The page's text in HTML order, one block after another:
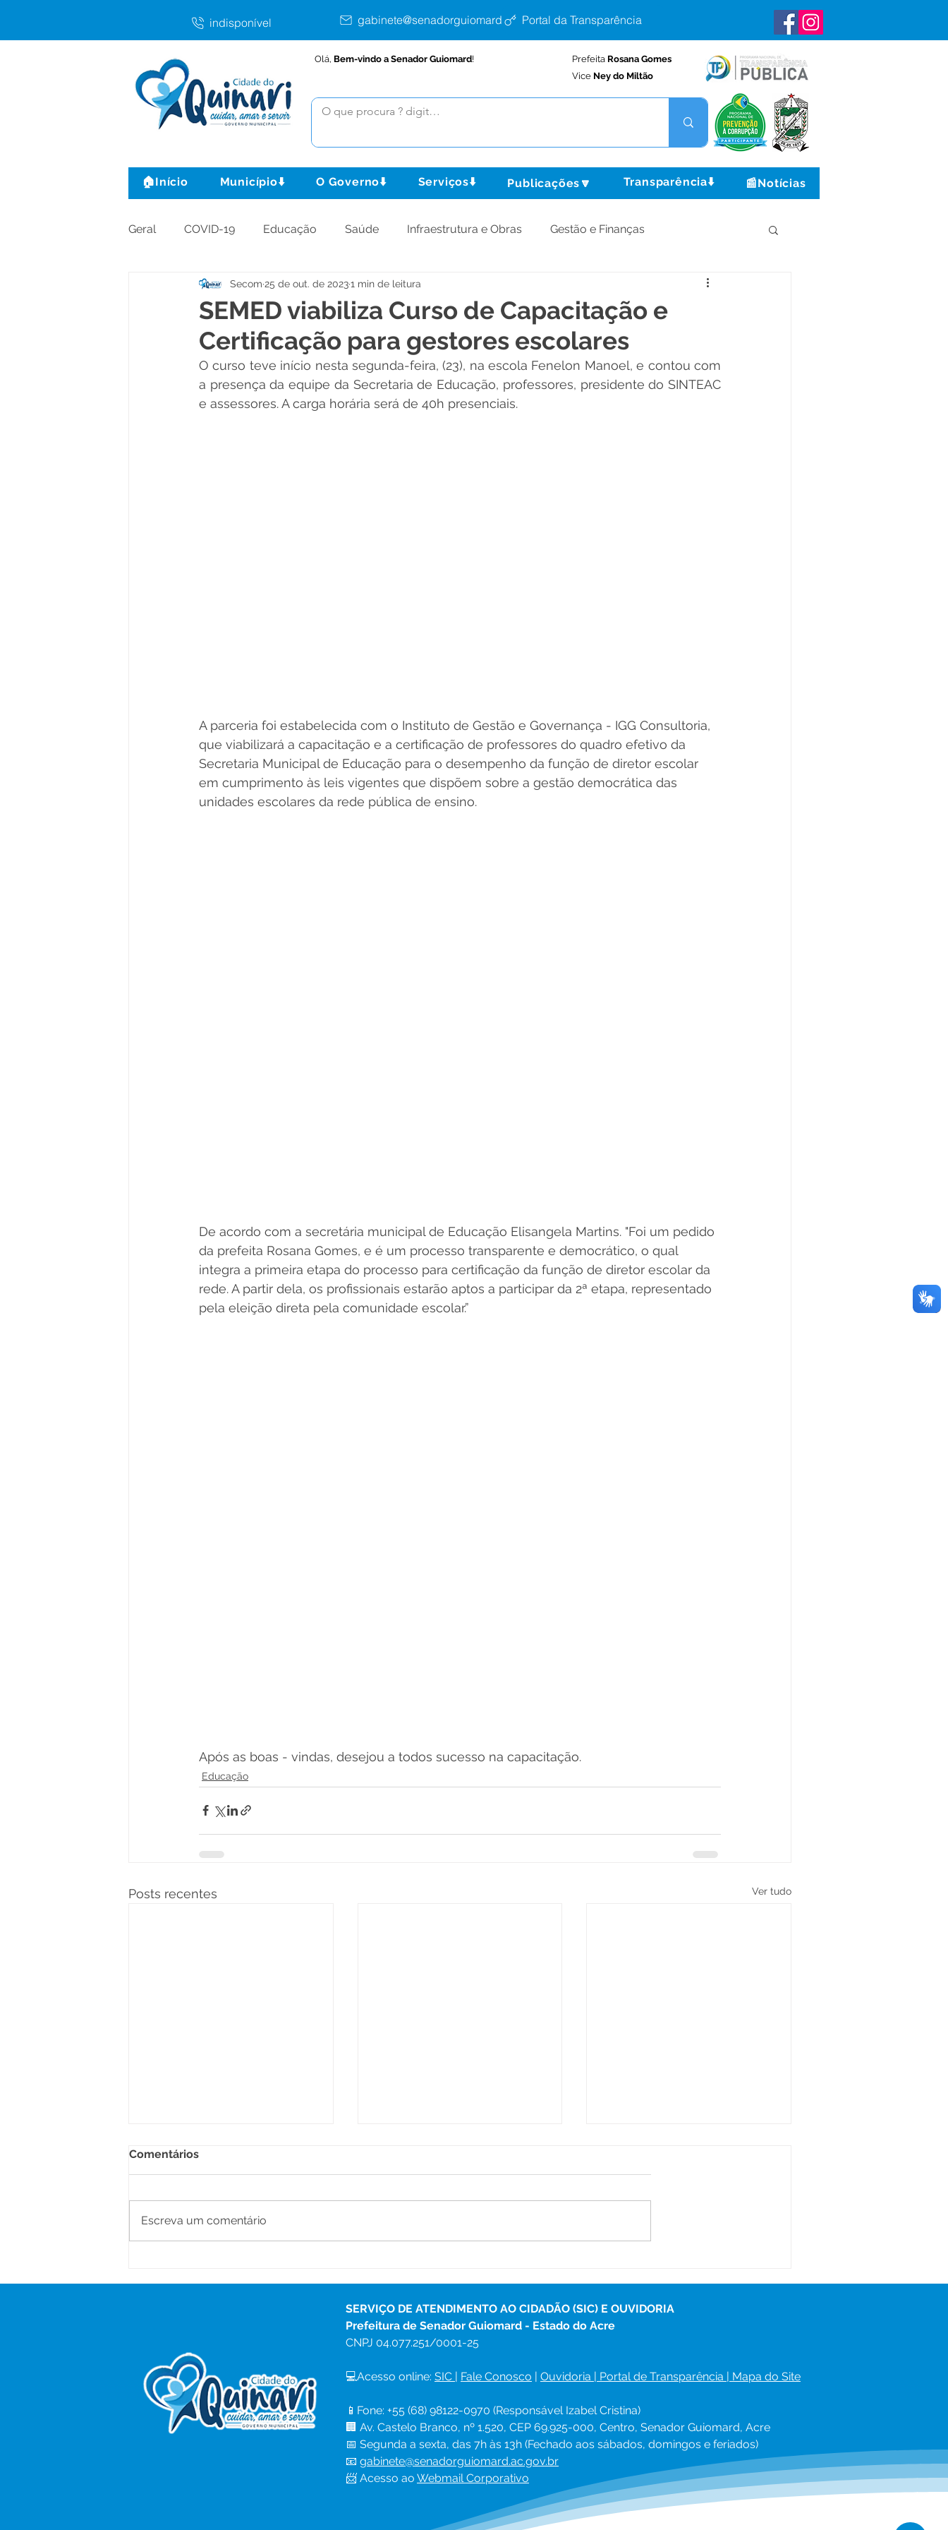
indisponível gabinete@senadorguiomard.ac.gov.brPortal da Transparência
Olá, Bem-vindo a Senador Guiomard! Prefeita Rosana Gomes
Vice Ney do Miltão
🏠Início Município⬇️ O Governo⬇️ Serviços⬇️ Publicações🔽 Transparência⬇️ 📰Notícias
Geral COVID-19 Educação Saúde Infraestrutura e Obras Gestão e Finanças
Agricultura e Produção Comunidade Assistência Social Institucional e Governo
Políticas Públicas Cultura Desporto e Lazer Nota de Pesar Campanhas Datas Comemorativas
Vacinômetro Dengue Convênios e Parcerias
SEMED viabiliza Curso de Capacitação e
Certificação para gestores escolares
Secom 25 de out. de 20231 min de leitura
O curso teve início nesta segunda-feira, (23), na escola Fenelon Manoel, e contou com
a presença da equipe da Secretaria de Educação, professores, presidente do SINTEAC
e assessores. A carga horária será de 40h presenciais.
A parceria foi estabelecida com o Instituto de Gestão e Governança - IGG Consultoria,
que viabilizará a capacitação e a certificação de professores do quadro efetivo da
Secretaria Municipal de Educação para o desempenho da função de diretor escolar
em cumprimento às leis vigentes que dispõem sobre a gestão democrática das
unidades escolares da rede pública de ensino.
De acordo com a secretária municipal de Educação Elisangela Martins. "Foi um pedido
da prefeita Rosana Gomes, e é um processo transparente e democrático, o qual
integra a primeira etapa do processo para certificação da função de diretor escolar da
rede. A partir dela, os profissionais estarão aptos a participar da 2ª etapa, representado
pela eleição direta pela comunidade escolar.”
Após as boas - vindas, desejou a todos sucesso na capacitação.
Educação
Posts recentes Ver tudo
Cabral
Comentários
Escreva um comentário
SERVIÇO DE ATENDIMENTO AO CIDADÃO (SIC) E OUVIDORIA
Prefeitura de Senador Guiomard - Estado do Acre
CNPJ 04.077.251/0001-25
💻Acesso online: SIC Fale Conosco Ouvidoria Portal de Transparência Mapa do Site
📱Fone: +55 (68) 98122-0970 (Responsável Izabel Cristina)
🏢 Av. Castelo Branco, nº 1.520, CEP 69.925-000, Centro, Senador Guiomard, Acre
📅 Segunda a sexta, das 7h às 13h (Fechado aos sábados, domingos e feriados)
📧 gabinete@senadorguiomard.ac.gov.br
📨 Acesso ao Webmail Corporativo